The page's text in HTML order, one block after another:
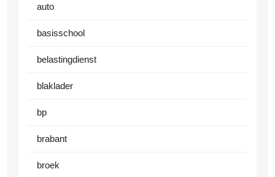
auto
basisschool
belastingdienst
blaklader
bp
brabant
broek